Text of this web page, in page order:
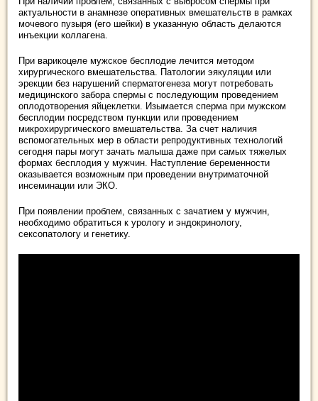
актуальности в анамнезе оперативных вмешательств в рамках
мочевого пузыря (его шейки) в указанную область делаются
инъекции коллагена.
При варикоцеле мужское бесплодие лечится методом
хирургического вмешательства. Патологии эякуляции или
эрекции без нарушений сперматогенеза могут потребовать
медицинского забора спермы с последующим проведением
оплодотворения яйцеклетки. Изымается сперма при мужском
бесплодии посредством пункции или проведением
микрохирургического вмешательства. За счет наличия
вспомогательных мер в области репродуктивных технологий
сегодня пары могут зачать малыша даже при самых тяжелых
формах бесплодия у мужчин. Наступление беременности
оказывается возможным при проведении внутриматочной
инсеминации или ЭКО.
При появлении проблем, связанных с зачатием у мужчин,
необходимо обратиться к урологу и эндокринологу,
сексопатологу и генетику.